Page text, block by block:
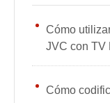
Cómo
JVC con TV
Cómo